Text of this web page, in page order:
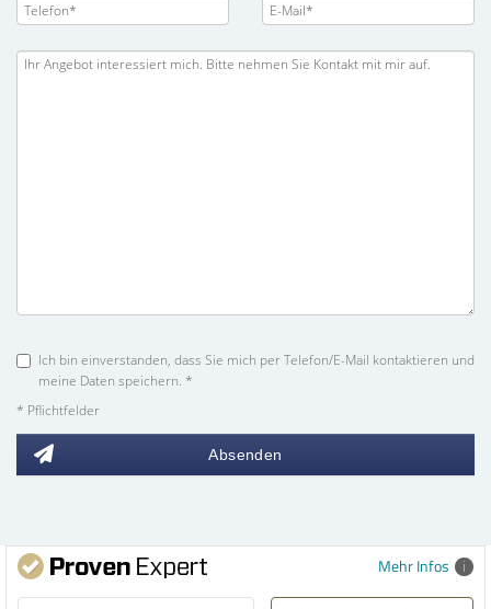
Ich bin einverstanden, dass Sie mich per Telefon/E-Mail kontaktieren und
meine Daten speichern. *
* Pflichtfelder
Absenden
Mehr Infos